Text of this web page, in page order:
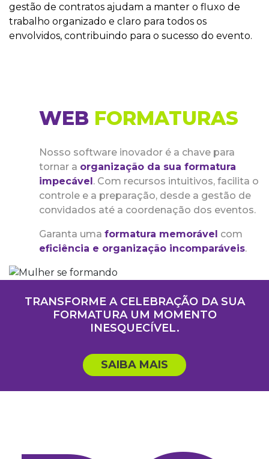
gestão de contratos ajudam a manter o fluxo de
trabalho organizado e claro para todos os
envolvidos, contribuindo para o sucesso do evento.
WEB FORMATURAS
Nosso software inovador é a chave para
tornar a organização da sua formatura
impecável. Com recursos intuitivos, facilita o
controle e a preparação, desde a gestão de
convidados até a coordenação dos eventos.
Garanta umaformatura memorável com
eficiência e organização incomparáveis.
TRANSFORME A CELEBRAÇÃO DA SUA
FORMATURA UM MOMENTO
INESQUECÍVEL.
SAIBA MAIS